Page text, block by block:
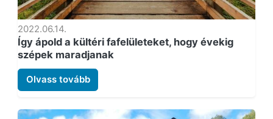
2022.06.14.
Így ápold a kültéri fafelületeket, hogy évekig
szépek maradjanak
Olvass tovább